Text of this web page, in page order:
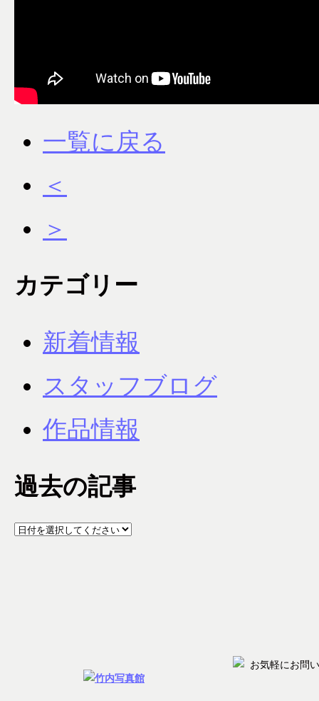
一覧に戻る
＜
＞
カテゴリー
新着情報
スタッフブログ
作品情報
過去の記事